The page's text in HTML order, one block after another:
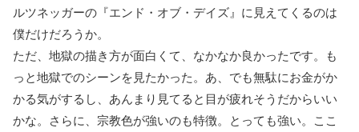
ルツネッガーの『エンド・オブ・デイズ』に見えてくるのは
僕だけだろうか。
ただ、地獄の描き方が面白くて、なかなか良かったです。も
っと地獄でのシーンを見たかった。あ、でも無駄にお金がか
かる気がするし、あんまり見てると目が疲れそうだからいい
かな。さらに、宗教色が強いのも特徴。とっても強い。ここ